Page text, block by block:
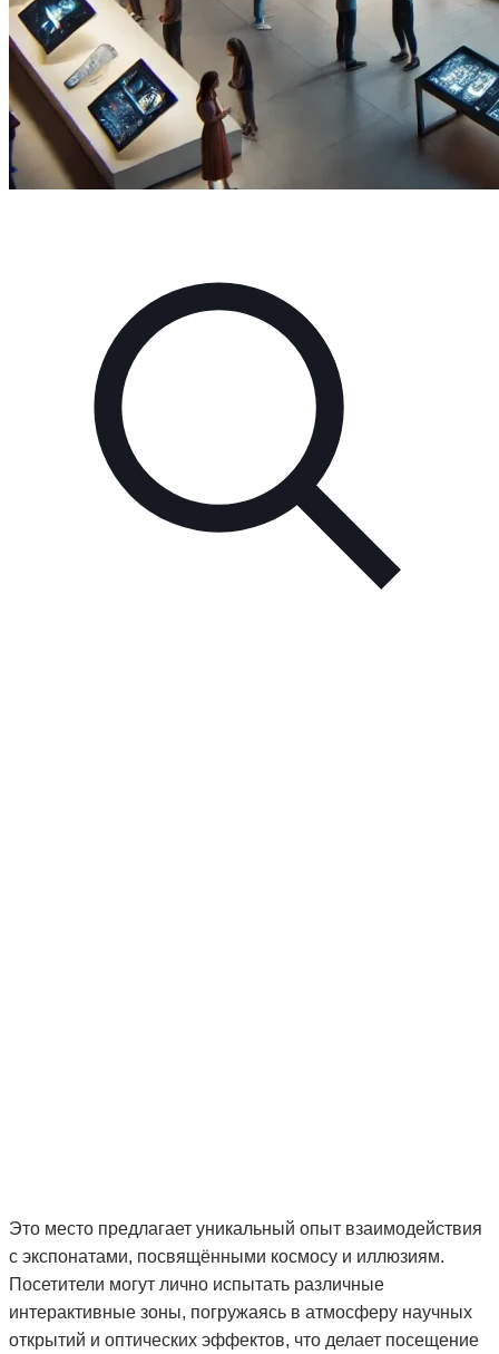
Это место предлагает уникальный опыт взаимодействия
с экспонатами, посвящёнными космосу и иллюзиям.
Посетители могут лично испытать различные
интерактивные зоны, погружаясь в атмосферу научных
открытий и оптических эффектов, что делает посещение